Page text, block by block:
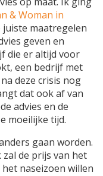
& Woman in
juiste maatregelen
geven en
die er altijd voor
een bedrijf met
deze crisis nog
dat ook af van
advies en de
moeilijke tijd.
gaan worden.
de prijs van het
naseizoen willen